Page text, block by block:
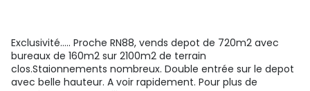
Exclusivité..... Proche RN88, vends depot de 720m2 avec
bureaux de 160m2 sur 2100m2 de terrain
clos.Staionnements nombreux. Double entrée sur le depot
avec belle hauteur. A voir rapidement. Pour plus de